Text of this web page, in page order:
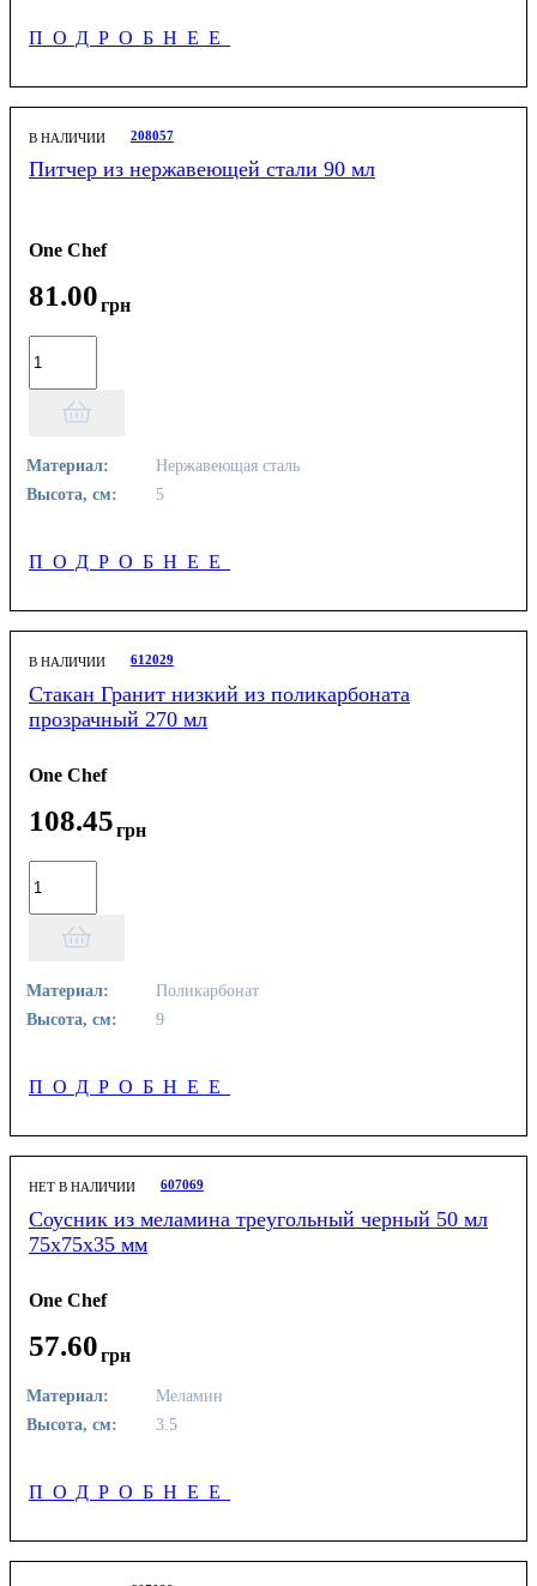
ПОДРОБНЕЕ
В НАЛИЧИИ 208057
Питчер из нержавеющей стали 90 мл
One Chef
81.00грн
Материал:
Нержавеющая сталь
Высота, см:
5
ПОДРОБНЕЕ
В НАЛИЧИИ 612029
Стакан Гранит низкий из поликарбоната
прозрачный 270 мл
One Chef
108.45грн
Материал:
Поликарбонат
Высота, см:
9
ПОДРОБНЕЕ
НЕТ В НАЛИЧИИ 607069
Соусник из меламина треугольный черный 50 мл
75х75х35 мм
One Chef
57.60грн
Материал:
Меламин
Высота, см:
3.5
ПОДРОБНЕЕ